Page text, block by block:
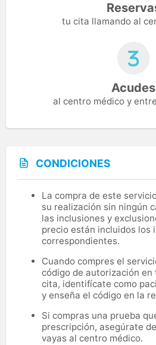
tu cita llamando al
Acudes
al centro médico y
CONDICIONES
La compra de este
su realización sin ningún
las inclusiones y
precio están incluidos los
correspondientes.
Cuando compres el
código de autorización en
cita, identifícate como
y enseña el código en la
Si compras una prueba
prescripción, asegúrate
vayas al centro médico.